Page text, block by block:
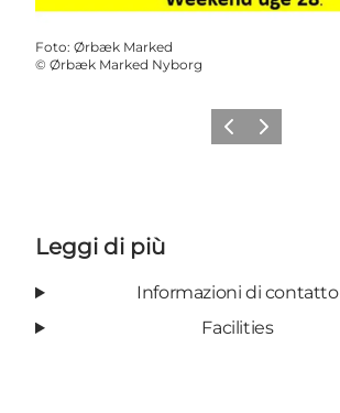
Foto: Ørbæk Marked
© Ørbæk Marked Nyborg
Precedente
Avanti
Leggi di più
Informazioni di contatto
Facilities